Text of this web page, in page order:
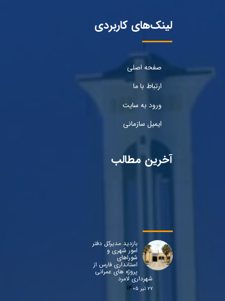
لینک‌های کاربردی
صفحه اصلی
ارتباط با ما
ورود به سایت
ایمیل سازمانی
آخرین مطالب
بازدید مدیرکل دفتر
امور شهری و
شوراهای
استانداری فارس از
پروژه های عمرانی
شهرداری لامرد
۲۷ تیر ۰۵